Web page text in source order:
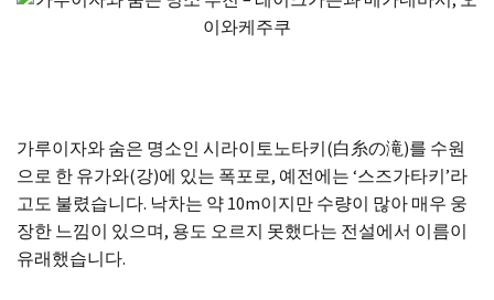
가루이자와 숨은 명소인 시라이토노타키(白糸の滝)를 수원
으로 한 유가와(강)에 있는 폭포로, 예전에는 ‘스즈가타키’라
고도 불렸습니다. 낙차는 약 10m이지만 수량이 많아 매우 웅
장한 느낌이 있으며, 용도 오르지 못했다는 전설에서 이름이
유래했습니다.